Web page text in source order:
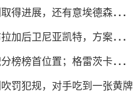
得进展，还有意埃德森和若
加后卫尼亚凯特，方案租借
榜榜首位置；格雷茨卡是我
罚犯规，对手吃到一张黄牌